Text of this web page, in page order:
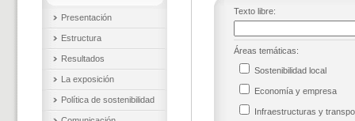
Presentación
Estructura
Resultados
La exposición
Política de sostenibilidad
Texto libre:
Áreas temáticas:
Sostenibilidad local
Economía y empresa
Infraestructuras y